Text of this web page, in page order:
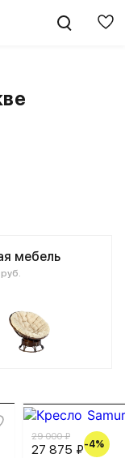
мебель
руб.
29 000 ₽
27 875 ₽-4%